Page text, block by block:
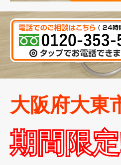
大阪府大東
期間限